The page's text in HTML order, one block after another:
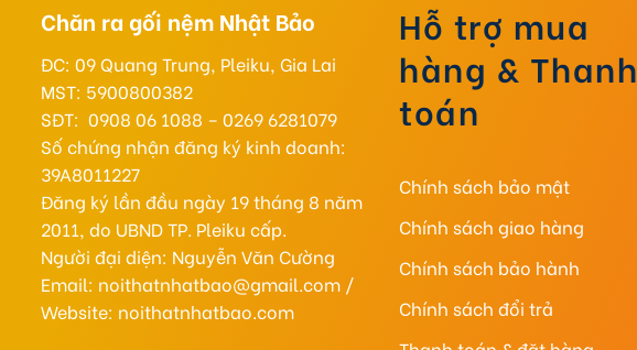
Chăn ra gối nệm Nhật Bảo
ĐC: 09 Quang Trung, Pleiku, Gia Lai
MST: 5900800382
SĐT: 0908 06 1088 – 0269 6281079
Số chứng nhận đăng ký kinh doanh:
39A8011227
Đăng ký lần đầu ngày 19 tháng 8 năm
2011, do UBND TP. Pleiku cấp.
Người đại diện: Nguyễn Văn Cường
Email: noithatnhatbao@gmail.com /
Website: noithatnhatbao.com
Hỗ trợ mua
hàng & Thanh
toán
Chính sách bảo mật
Chính sách giao hàng
Chính sách bảo hành
Chính sách đổi trả